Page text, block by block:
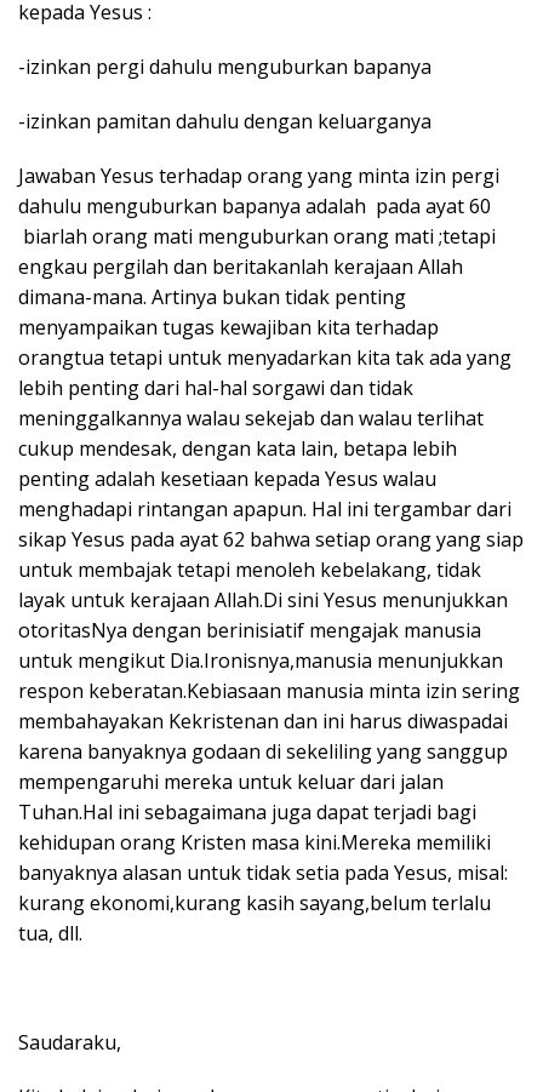
kepada Yesus :
-izinkan pergi dahulu menguburkan bapanya
-izinkan pamitan dahulu dengan keluarganya
Jawaban Yesus terhadap orang yang minta izin pergi
dahulu menguburkan bapanya adalah pada ayat 60
biarlah orang mati menguburkan orang mati ;tetapi
engkau pergilah dan beritakanlah kerajaan Allah
dimana-mana. Artinya bukan tidak penting
menyampaikan tugas kewajiban kita terhadap
orangtua tetapi untuk menyadarkan kita tak ada yang
lebih penting dari hal-hal sorgawi dan tidak
meninggalkannya walau sekejab dan walau terlihat
cukup mendesak, dengan kata lain, betapa lebih
penting adalah kesetiaan kepada Yesus walau
menghadapi rintangan apapun. Hal ini tergambar dari
sikap Yesus pada ayat 62 bahwa setiap orang yang siap
untuk membajak tetapi menoleh kebelakang, tidak
layak untuk kerajaan Allah.Di sini Yesus menunjukkan
otoritasNya dengan berinisiatif mengajak manusia
untuk mengikut Dia.Ironisnya,manusia menunjukkan
respon keberatan.Kebiasaan manusia minta izin sering
membahayakan Kekristenan dan ini harus diwaspadai
karena banyaknya godaan di sekeliling yang sanggup
mempengaruhi mereka untuk keluar dari jalan
Tuhan.Hal ini sebagaimana juga dapat terjadi bagi
kehidupan orang Kristen masa kini.Mereka memiliki
banyaknya alasan untuk tidak setia pada Yesus, misal:
kurang ekonomi,kurang kasih sayang,belum terlalu
tua, dll.
Saudaraku,